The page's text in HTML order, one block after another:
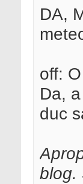
DA,
off:
Da,
duc
blog.